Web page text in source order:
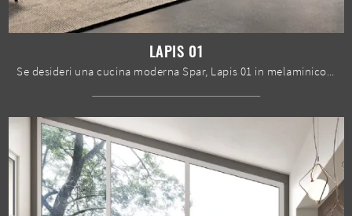
LAPIS 01
Se desideri una cucina moderna Spar, Lapis 01 in melaminico ti sta aspettando nel nostro negozio di Cucine Moderne con penisola.